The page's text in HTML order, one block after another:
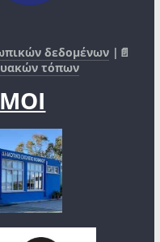
δεδομένων |📄
τόπων